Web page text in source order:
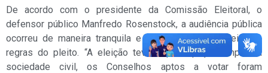
De acordo com o presidente da Comissão Eleitoral, o
defensor público Manfredo Rosenstock, a audiência pública
ocorreu de maneira tranquila e com o devido respeito às
regras do pleito. “A eleição teve a participação ampla da
sociedade civil, os Conselhos aptos a votar foram